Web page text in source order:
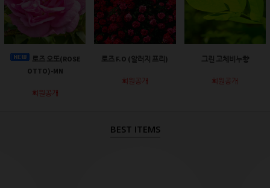
로즈 오또(ROSE
OTTO)-MN
회원공개
로즈 F.O (알러지 프리)
회원공개
그린 고체비누향
회원공개
BEST ITEMS